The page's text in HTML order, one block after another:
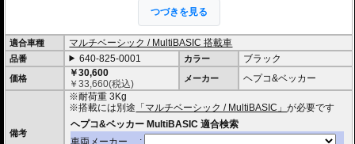
リッド裏や内部にはメッシュポケットを装備。スマートフォン、財布、書
類、小物類を整理しやすく、必要なアイテムへ素早くアクセス可能。
マップポケット＆ケーブルホール装備
ナビゲーション機器やスマートフォン、ツーリングマップなどを収納できる
透明のマップポケットを装備。電源ケーブルなどの引き込みに便利な防水グ
ロメット付きのため、収納したままデバイスの充電にも対応。
容量可変式デザイン
ファスナーによる容量拡張機能を装備。収納容量を7Lから10Lへ素早く拡張
でき、ツーリング時の荷物量に柔軟に対応。
つづきを見る
適合車種 マルチベーシック / MultiBASIC 搭載車
品番 640-825-0001 カラー ブラック
価格
￥30,600
￥33,660(税込) メーカー ヘプコ&ベッカー
備考
※耐荷重 3Kg
※搭載には別途 「マルチベーシック / MultiBASIC」が必要です